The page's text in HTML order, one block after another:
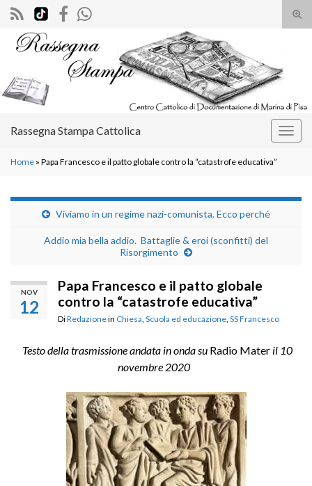
il
Search for:
Rassegna Stampa Cattolica
Home » Papa Francesco e il patto globale contro la “catastrofe educativa”
Viviamo in un regime nazi-comunista. Ecco perché
Addio mia bella addio. Battaglie & eroi (sconfitti) del
Risorgimento
NOV
12
Papa Francesco e il patto globale
contro la “catastrofe educativa”
DiRedazionein Chiesa Scuola ed educazione SS Francesco
Testodella trasmissione andata in onda su Radio Materil 10
novembre 2020